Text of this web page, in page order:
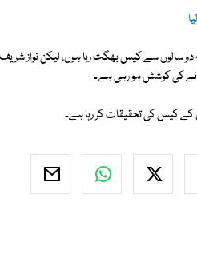
سالوں سے کیس بھگت رہا ہوں، لیکن نواز
کی کوشش ہو رہی ہے۔
کیس کی تحقیقات کر رہا ہے۔